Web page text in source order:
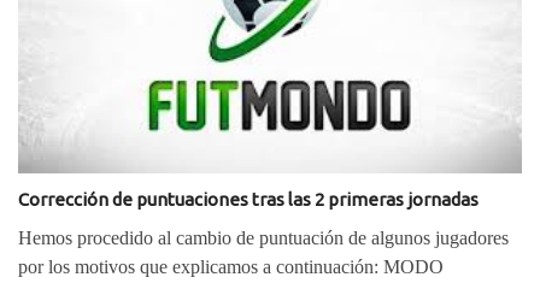
Corrección de puntuaciones tras las 2 primeras jornadas
Hemos procedido al cambio de puntuación de algunos jugadores
por los motivos que explicamos a continuación: MODO